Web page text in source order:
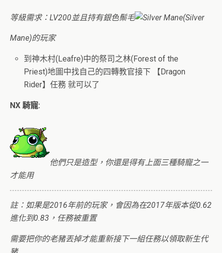
等級需求：LV200並且持有銀色鬃毛 (Silver
Mane)的玩家
到神木村(Leafre)中的祭司之林(Forest of the
Priest)地圖中找自己的四轉教官接下 【Dragon
Rider】任務 就可以了
NX 騎寵:
他們只是造型，你還是得有上面三種騎寵之一
才能用
註：如果是2016年前的玩家，會因為在2017年版本從0.62
進化到0.83，任務被重置
需要把你的老豬丟掉才能重新接下一組任務以領取新生代